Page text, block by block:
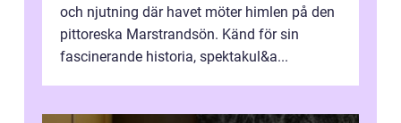
och njutning där havet möter himlen på den
pittoreska Marstrandsön. Känd för sin
fascinerande historia, spektakul&a...